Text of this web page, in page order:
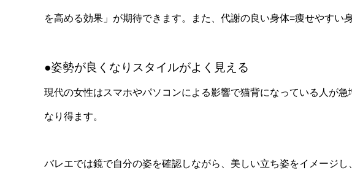
を高める効果」が期待できます。また、代謝の良い身体=痩せやすい
●姿勢が良くなりスタイルがよく見える
現代の女性はスマホやパソコンによる影響で猫背になっている人が
なり得ます。
バレエでは鏡で自分の姿を確認しながら、美しい立ち姿をイメージ